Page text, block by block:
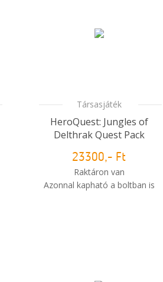
Társasjáték
HeroQuest: Jungles of
Delthrak Quest Pack
23300,- Ft
Raktáron van
Azonnal kapható a boltban is